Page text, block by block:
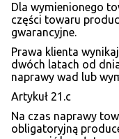
Dla wymienionego
części towaru
gwarancyjne.
Prawa klienta
dwóch latach od
naprawy wad lub
Artykuł 21.c
Na czas naprawy
obligatoryjną